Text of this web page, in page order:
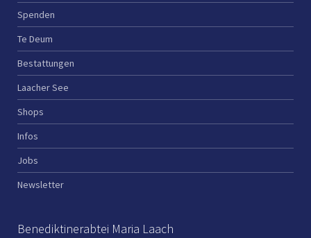
Spenden
Te Deum
Bestattungen
Laacher See
Shops
Infos
Jobs
Newsletter
Benediktinerabtei Maria Laach